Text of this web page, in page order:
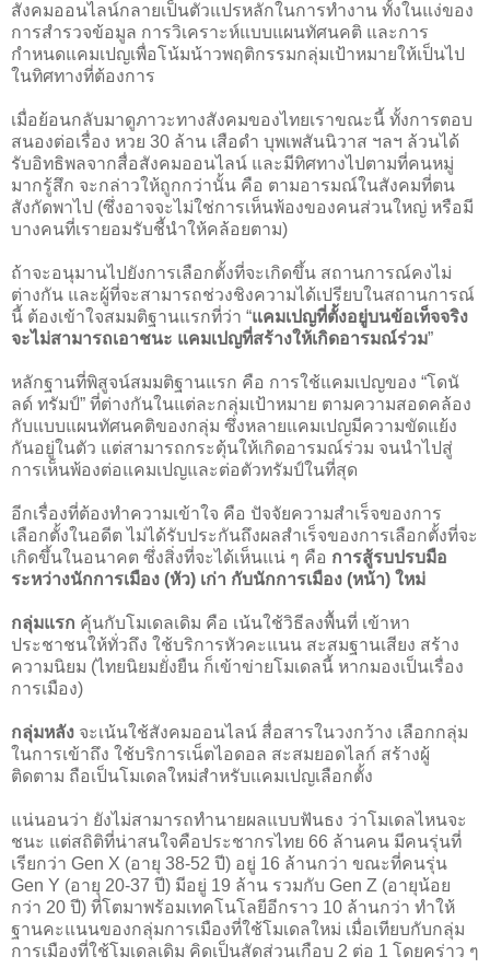
สังคมออนไลน์กลายเป็นตัวแปรหลักในการทำงาน ทั้งในแง่ของ
การสำรวจข้อมูล การวิเคราะห์แบบแผนทัศนคติ และการ
กำหนดแคมเปญเพื่อโน้มน้าวพฤติกรรมกลุ่มเป้าหมายให้เป็นไป
ในทิศทางที่ต้องการ
เมื่อย้อนกลับมาดูภาวะทางสังคมของไทยเราขณะนี้ ทั้งการตอบ
สนองต่อเรื่อง หวย 30 ล้าน เสือดำ บุพเพสันนิวาส ฯลฯ ล้วนได้
รับอิทธิพลจากสื่อสังคมออนไลน์ และมีทิศทางไปตามที่คนหมู่
มากรู้สึก จะกล่าวให้ถูกกว่านั้น คือ ตามอารมณ์ในสังคมที่ตน
สังกัดพาไป (ซึ่งอาจจะไม่ใช่การเห็นพ้องของคนส่วนใหญ่ หรือมี
บางคนที่เรายอมรับชี้นำให้คล้อยตาม)
ถ้าจะอนุมานไปยังการเลือกตั้งที่จะเกิดขึ้น สถานการณ์คงไม่
ต่างกัน และผู้ที่จะสามารถช่วงชิงความได้เปรียบในสถานการณ์
นี้ ต้องเข้าใจสมมติฐานแรกที่ว่า “แคมเปญที่ตั้งอยู่บนข้อเท็จจริง
จะไม่สามารถเอาชนะ แคมเปญที่สร้างให้เกิดอารมณ์ร่วม”
หลักฐานที่พิสูจน์สมมติฐานแรก คือ การใช้แคมเปญของ “โดนั
ลด์ ทรัมป์” ที่ต่างกันในแต่ละกลุ่มเป้าหมาย ตามความสอดคล้อง
กับแบบแผนทัศนคติของกลุ่ม ซึ่งหลายแคมเปญมีความขัดแย้ง
กันอยู่ในตัว แต่สามารถกระตุ้นให้เกิดอารมณ์ร่วม จนนำไปสู่
การเห็นพ้องต่อแคมเปญและต่อตัวทรัมป์ในที่สุด
อีกเรื่องที่ต้องทำความเข้าใจ คือ ปัจจัยความสำเร็จของการ
เลือกตั้งในอดีต ไม่ได้รับประกันถึงผลสำเร็จของการเลือกตั้งที่จะ
เกิดขึ้นในอนาคต ซึ่งสิ่งที่จะได้เห็นแน่ ๆ คือ การสู้รบปรบมือ
ระหว่างนักการเมือง (หัว) เก่า กับนักการเมือง (หน้า) ใหม่
กลุ่มแรก คุ้นกับโมเดลเดิม คือ เน้นใช้วิธีลงพื้นที่ เข้าหา
ประชาชนให้ทั่วถึง ใช้บริการหัวคะแนน สะสมฐานเสียง สร้าง
ความนิยม (ไทยนิยมยั่งยืน ก็เข้าข่ายโมเดลนี้ หากมองเป็นเรื่อง
การเมือง)
กลุ่มหลัง จะเน้นใช้สังคมออนไลน์ สื่อสารในวงกว้าง เลือกกลุ่ม
ในการเข้าถึง ใช้บริการเน็ตไอดอล สะสมยอดไลก์ สร้างผู้
ติดตาม ถือเป็นโมเดลใหม่สำหรับแคมเปญเลือกตั้ง
แน่นอนว่า ยังไม่สามารถทำนายผลแบบฟันธง ว่าโมเดลไหนจะ
ชนะ แต่สถิติที่น่าสนใจคือประชากรไทย 66 ล้านคน มีคนรุ่นที่
เรียกว่า Gen X (อายุ 38-52 ปี) อยู่ 16 ล้านกว่า ขณะที่คนรุ่น
Gen Y (อายุ 20-37 ปี) มีอยู่ 19 ล้าน รวมกับ Gen Z (อายุน้อย
กว่า 20 ปี) ที่โตมาพร้อมเทคโนโลยีอีกราว 10 ล้านกว่า ทำให้
ฐานคะแนนของกลุ่มการเมืองที่ใช้โมเดลใหม่ เมื่อเทียบกับกลุ่ม
การเมืองที่ใช้โมเดลเดิม คิดเป็นสัดส่วนเกือบ 2 ต่อ 1 โดยคร่าว ๆ